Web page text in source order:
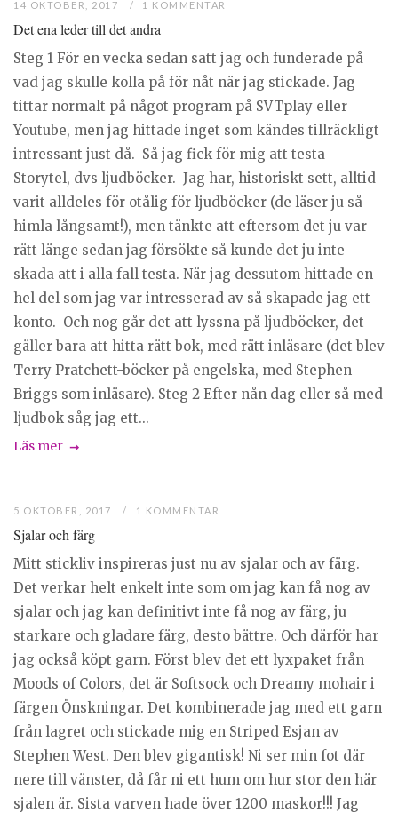
14 OKTOBER, 2017 1 KOMMENTAR
Det ena leder till det andra
Steg 1 För en vecka sedan satt jag och funderade på
vad jag skulle kolla på för nåt när jag stickade. Jag
tittar normalt på något program på SVTplay eller
Youtube, men jag hittade inget som kändes tillräckligt
intressant just då. Så jag fick för mig att testa
Storytel, dvs ljudböcker. Jag har, historiskt sett, alltid
varit alldeles för otålig för ljudböcker (de läser ju så
himla långsamt!), men tänkte att eftersom det ju var
rätt länge sedan jag försökte så kunde det ju inte
skada att i alla fall testa. När jag dessutom hittade en
hel del som jag var intresserad av så skapade jag ett
konto. Och nog går det att lyssna på ljudböcker, det
gäller bara att hitta rätt bok, med rätt inläsare (det blev
Terry Pratchett-böcker på engelska, med Stephen
Briggs som inläsare). Steg 2 Efter nån dag eller så med
ljudbok såg jag ett...
Läs mer
5 OKTOBER, 2017 1 KOMMENTAR
Sjalar och färg
Mitt stickliv inspireras just nu av sjalar och av färg.
Det verkar helt enkelt inte som om jag kan få nog av
sjalar och jag kan definitivt inte få nog av färg, ju
starkare och gladare färg, desto bättre. Och därför har
jag också köpt garn. Först blev det ett lyxpaket från
Moods of Colors, det är Softsock och Dreamy mohair i
färgen Önskningar. Det kombinerade jag med ett garn
från lagret och stickade mig en Striped Esjan av
Stephen West. Den blev gigantisk! Ni ser min fot där
nere till vänster, då får ni ett hum om hur stor den här
sjalen är. Sista varven hade över 1200 maskor!!! Jag